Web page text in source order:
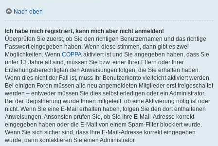
Nach oben
Ich habe mich registriert, kann mich aber nicht anmelden!
Überprüfen Sie zuerst, ob Sie den richtigen Benutzernamen und das richtige
Passwort eingegeben haben. Wenn diese stimmen, dann gibt es zwei
Möglichkeiten. Wenn COPPA aktiviert ist und Sie angegeben haben, dass Sie
unter 13 Jahre alt sind, müssen Sie bzw. einer Ihrer Eltern oder Ihrer
Erziehungsberechtigten den Anweisungen folgen, die Sie erhalten haben.
Wenn dies nicht der Fall ist, muss Ihr Benutzerkonto vielleicht aktiviert werden.
Bei einigen Foren müssen alle neu angemeldeten Mitglieder erst freigeschaltet
werden – entweder müssen Sie dies selbst erledigen oder ein Administrator.
Bei der Registrierung wurde Ihnen mitgeteilt, ob eine Aktivierung nötig ist oder
nicht. Wenn Sie eine E-Mail erhalten haben, folgen Sie den dort enthaltenen
Anweisungen. Ansonsten prüfen Sie, ob Sie Ihre E-Mail-Adresse korrekt
eingegeben haben oder die E-Mail von einem Spam-Filter blockiert wurde.
Wenn Sie sich sicher sind, dass Ihre E-Mail-Adresse korrekt eingegeben
wurde, dann kontaktieren Sie einen Administrator.